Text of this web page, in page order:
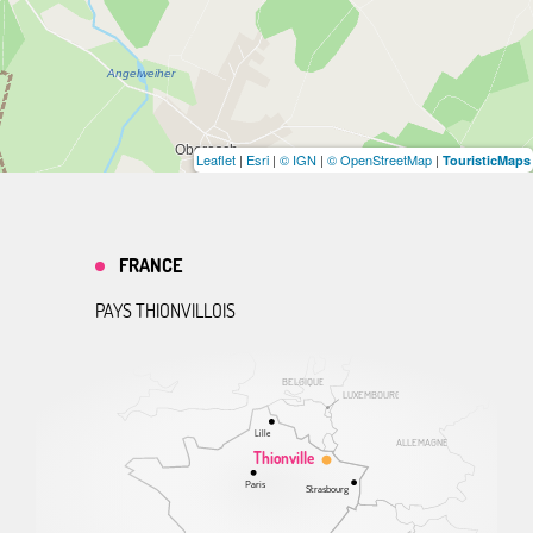
Leaflet | Esri | © IGN | © OpenStreetMap | TouristicMaps
ALLEMAGNE
BELGIQUE
LUXEMBOURG
Thionville
Lille
Paris Strasbourg
FRANCE
PAYS THIONVILLOIS